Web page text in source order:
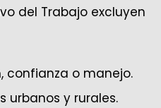
del Trabajo excluyen
confianza o manejo.
urbanos y rurales.